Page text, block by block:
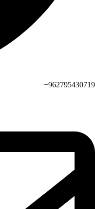
962795430719+